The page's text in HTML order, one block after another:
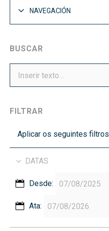
NAVEGACIÓN
BUSCAR
FILTRAR
Aplicar os seguintes filtros
DATAS
Desde:
Ata: